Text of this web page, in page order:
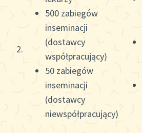
2.
500 zabiegów
inseminacji
(dostawcy
współpracujący)
50 zabiegów
inseminacji
(dostawcy
niewspółpracujący)